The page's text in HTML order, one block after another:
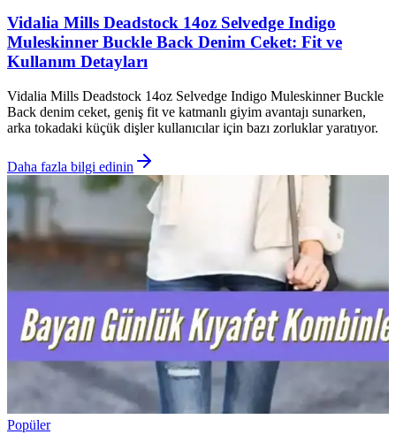
Vidalia Mills Deadstock 14oz Selvedge Indigo
Muleskinner Buckle Back Denim Ceket: Fit ve
Kullanım Detayları
Vidalia Mills Deadstock 14oz Selvedge Indigo Muleskinner Buckle
Back denim ceket, geniş fit ve katmanlı giyim avantajı sunarken,
arka tokadaki küçük dişler kullanıcılar için bazı zorluklar yaratıyor.
Daha fazla bilgi edinin
Popüler